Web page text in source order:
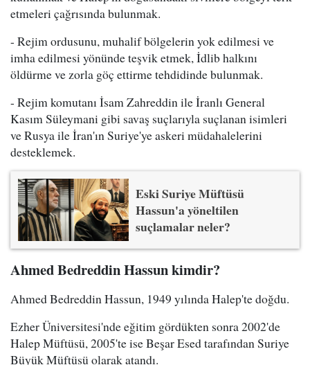
etmeleri çağrısında bulunmak.
- Rejim ordusunu, muhalif bölgelerin yok edilmesi ve
imha edilmesi yönünde teşvik etmek, İdlib halkını
öldürme ve zorla göç ettirme tehdidinde bulunmak.
- Rejim komutanı İsam Zahreddin ile İranlı General
Kasım Süleymani gibi savaş suçlarıyla suçlanan isimleri
ve Rusya ile İran'ın Suriye'ye askeri müdahalelerini
desteklemek.
Eski Suriye Müftüsü
Hassun'a yöneltilen
suçlamalar neler?
Ahmed Bedreddin Hassun kimdir?
Ahmed Bedreddin Hassun, 1949 yılında Halep'te doğdu.
Ezher Üniversitesi'nde eğitim gördükten sonra 2002'de
Halep Müftüsü, 2005'te ise Beşar Esed tarafından Suriye
Büyük Müftüsü olarak atandı.